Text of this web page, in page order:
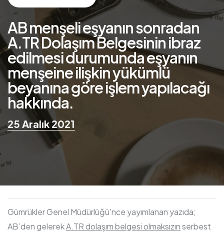
AB menşeli eşyanın sonradan
A.TR Dolaşım Belgesinin ibraz
edilmesi durumunda eşyanın
menşeine ilişkin yükümlü
beyanına göre işlem yapılacağı
hakkında.
25 Aralık 2021
Gümrükler Genel Müdürlüğü'nce yayımlanan yazıda;
AB’den gelerekA.TR dolaşım belgesi olmaksızınserbest